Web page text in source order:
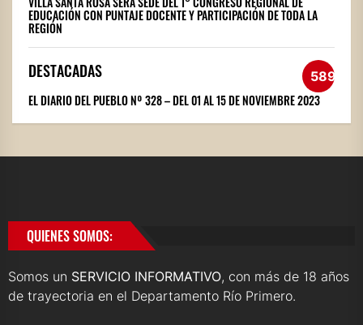
EDUCACIÓN CON PUNTAJE DOCENTE Y PARTICIPACIÓN DE TODA LA
REGIÓN
DESTACADAS 589
EL DIARIO DEL PUEBLO Nº 328 – DEL 01 AL 15 DE NOVIEMBRE 2023
QUIENES SOMOS:
Somos un SERVICIO INFORMATIVO, con más de 18 años
de trayectoria en el Departamento Río Primero.